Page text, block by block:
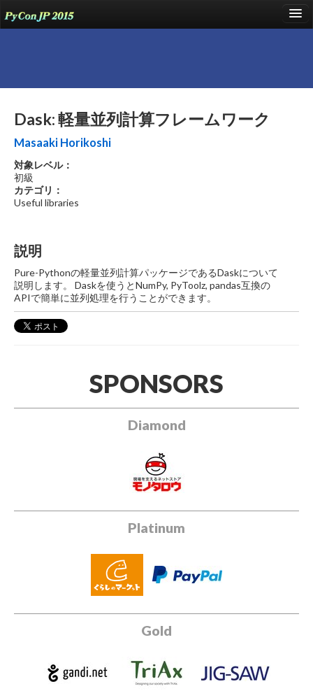
Talks
Sponsors
Participants
Blog
Reports
Dask: 軽量並列計算フレームワーク
Masaaki Horikoshi
対象レベル：
初級
カテゴリ：
Useful libraries
説明
Pure-Pythonの軽量並列計算パッケージであるDaskについて
説明します。 Daskを使うとNumPy, PyToolz, pandas互換の
APIで簡単に並列処理を行うことができます。
SPONSORS
Diamond
Platinum
Gold